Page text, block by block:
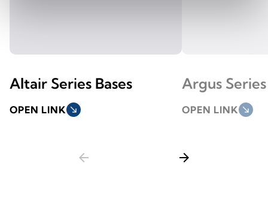
Altair Series Bases
OPEN LINK south_east
Argus
OPEN LINK south_east
arrow_back arrow_forward